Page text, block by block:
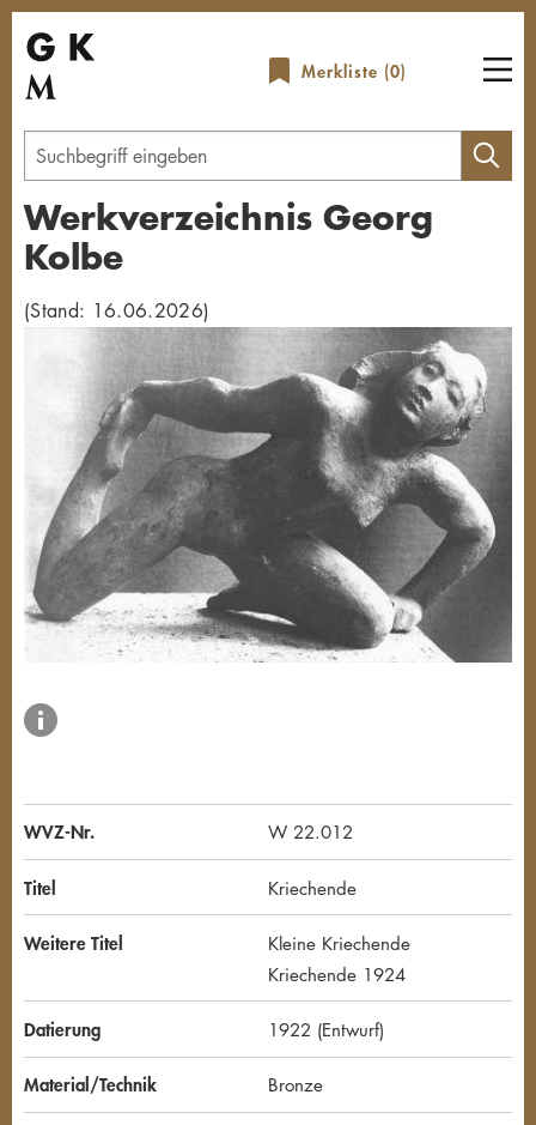
Direkt
zum
Inhalt
Merkliste (0)
Geben
Sie
einen
Suchbegriff
Werkverzeichnis Georg
Kolbe
(Stand: 16.06.2026)
Übersicht schließen
WVZ-Nr. W 22.012
Titel Kriechende
Weitere Titel
Kleine Kriechende
Kriechende 1924
Datierung 1922 (Entwurf)
Material/Technik Bronze